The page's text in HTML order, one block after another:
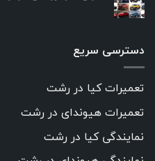
دسترسی سریع
تعمیرات کیا در رشت
تعمیرات هیوندای در رشت
نمایندگی کیا در رشت